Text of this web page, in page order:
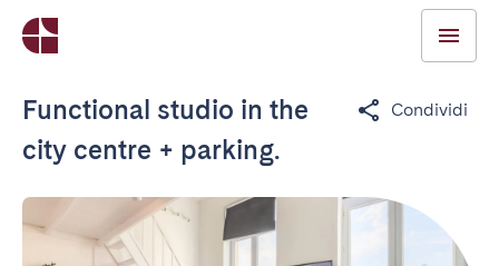
Functional studio in the
city centre + parking.
Condividi